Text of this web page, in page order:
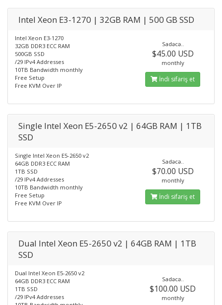
Intel Xeon E3-1270 | 32GB RAM | 500 GB SSD
Intel Xeon E3-1270
32GB DDR3 ECC RAM
500GB SSD
/29 IPv4 Addresses
10TB Bandwidth monthly
Free Setup
Free KVM Over IP
Sadəcə..
$45.00 USD
monthly
İndi sifariş et
Single Intel Xeon E5-2650 v2 | 64GB RAM | 1TB
SSD
Single Intel Xeon E5-2650 v2
64GB DDR3 ECC RAM
1TB SSD
/29 IPv4 Addresses
10TB Bandwidth monthly
Free Setup
Free KVM Over IP
Sadəcə..
$70.00 USD
monthly
İndi sifariş et
Dual Intel Xeon E5-2650 v2 | 64GB RAM | 1TB
SSD
Dual Intel Xeon E5-2650 v2
64GB DDR3 ECC RAM
1TB SSD
/29 IPv4 Addresses
Sadəcə..
$100.00 USD
monthly